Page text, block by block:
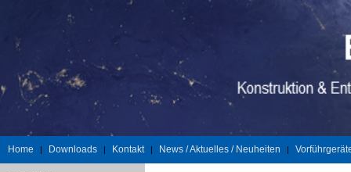
Home | Downloads | Kontakt | News / Aktuelles / Neuheiten |